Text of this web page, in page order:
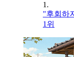
1.
"후회하
1위